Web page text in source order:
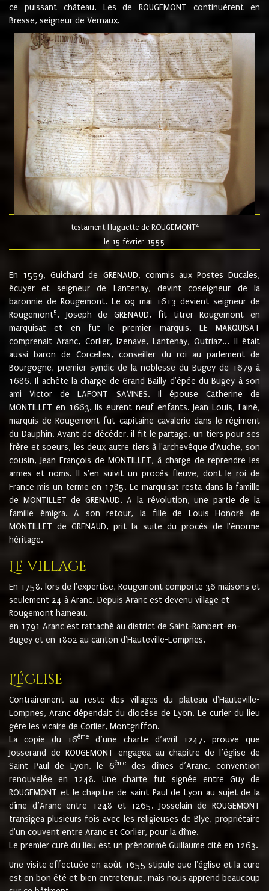
ce puissant château. Les de ROUGEMONT continuèrent en
Bresse, seigneur de Vernaux.
testament Huguette de ROUGEMONT4
le 15 février 1555
En 1559, Guichard de GRENAUD, commis aux Postes Ducales,
écuyer et seigneur de Lantenay, devint coseigneur de la
baronnie de Rougemont. Le 09 mai 1613 devient seigneur de
Rougemont5. Joseph de GRENAUD, fit titrer Rougemont en
marquisat et en fut le premier marquis. LE MARQUISAT
comprenait Aranc, Corlier, Izenave, Lantenay, Outriaz... Il était
aussi baron de Corcelles, conseiller du roi au parlement de
Bourgogne, premier syndic de la noblesse du Bugey de 1679 à
1686. Il achète la charge de Grand Bailly d'épée du Bugey à son
ami Victor de LAFONT SAVINES. Il épouse Catherine de
MONTILLET en 1663. Ils eurent neuf enfants. Jean Louis, l'ainé,
marquis de Rougemont fut capitaine cavalerie dans le régiment
du Dauphin. Avant de décéder, il fit le partage, un tiers pour ses
frère et soeurs, les deux autre tiers à l'archevêque d'Auche, son
cousin, Jean François de MONTILLET, à charge de reprendre les
armes et noms. Il s'en suivit un procès fleuve, dont le roi de
France mis un terme en 1785. Le marquisat resta dans la famille
de MONTILLET de GRENAUD. A la révolution, une partie de la
famille émigra. A son retour, la fille de Louis Honoré de
MONTILLET de GRENAUD, prit la suite du procès de l'énorme
héritage.
Le village
En 1758, lors de l'expertise, Rougemont comporte 36 maisons et
seulement 24 à Aranc. Depuis Aranc est devenu village et
Rougemont hameau.
en 1791 Aranc est rattaché au district de Saint-Rambert-en-
Bugey et en 1802 au canton d'Hauteville-Lompnes.
L'église
Contrairement au reste des villages du plateau d'Hauteville-
Lompnes, Aranc dépendait du diocèse de Lyon. Le curier du lieu
gère les vicaire de Corlier, Montgriffon.
La copie du 16ème
d’une charte d’avril 1247, prouve que
Josserand de ROUGEMONT engagea au chapitre de l’église de
Saint Paul de Lyon, le 6èmedes dîmes d’Aranc, convention
renouvelée en 1248. Une charte fut signée entre Guy de
ROUGEMONT et le chapitre de saint Paul de Lyon au sujet de la
dîme d’Aranc entre 1248 et 1265. Josselain de ROUGEMONT
transigea plusieurs fois avec les religieuses de Blye, propriétaire
d'un couvent entre Aranc et Corlier, pour la dîme.
Le premier curé du lieu est un prénommé Guillaume cité en 1263.
Une visite effectuée en août 1655 stipule que l'église et la cure
est en bon été et bien entretenue, mais nous apprend beaucoup